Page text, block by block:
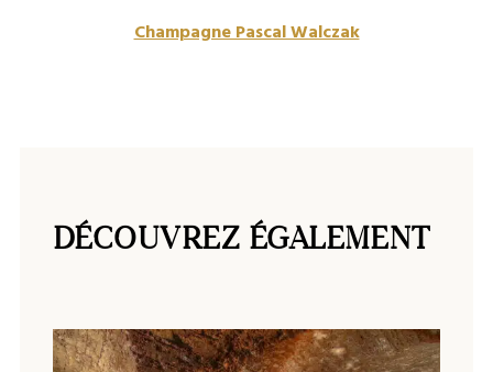
Champagne Pascal Walczak
DÉCOUVREZ ÉGALEMENT